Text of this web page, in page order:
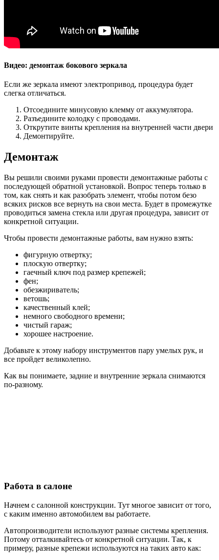
Видео: демонтаж бокового зеркала
Если же зеркала имеют электропривод, процедура будет
слегка отличаться.
Отсоедините минусовую клемму от аккумулятора.
Разъедините колодку с проводами.
Открутите винты крепления на внутренней части двери
Демонтируйте.
Демонтаж
Вы решили своими руками провести демонтажные работы с
последующей обратной установкой. Вопрос теперь только в
том, как снять и как разобрать элемент, чтобы потом безо
всяких рисков все вернуть на свои места. Будет в промежутке
проводиться замена стекла или другая процедура, зависит от
конкретной ситуации.
Чтобы провести демонтажные работы, вам нужно взять:
фигурную отвертку;
плоскую отвертку;
гаечный ключ под размер крепежей;
фен;
обезжириватель;
ветошь;
качественный клей;
немного свободного времени;
чистый гараж;
хорошее настроение.
Добавьте к этому набору инструментов пару умелых рук, и
все пройдет великолепно.
Как вы понимаете, задние и внутренние зеркала снимаются
по-разному.
Работа в салоне
Начнем с салонной конструкции. Тут многое зависит от того,
с каким именно автомобилем вы работаете.
Автопроизводители используют разные системы крепления.
Потому отталкивайтесь от конкретной ситуации. Так, к
примеру, разные крепежи используются на таких авто как: